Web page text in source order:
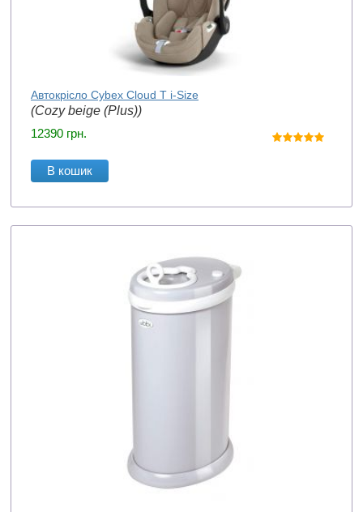
Автокрісло Cybex Cloud T i-Size
(Cozy beige (Plus))
12390 грн.
В кошик